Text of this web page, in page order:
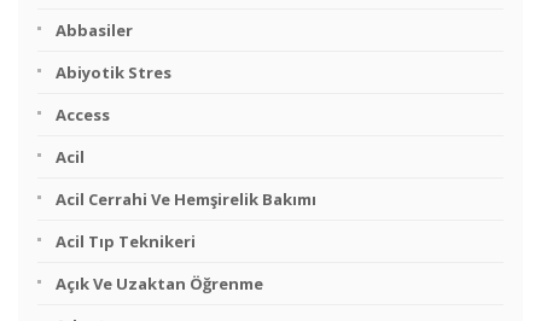
Abbasiler
Abiyotik Stres
Access
Acil
Acil Cerrahi Ve Hemşirelik Bakımı
Acil Tıp Teknikeri
Açık Ve Uzaktan Öğrenme